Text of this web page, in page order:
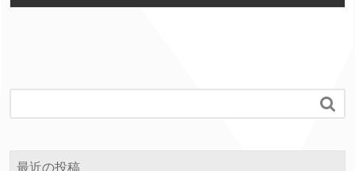

最近の投稿